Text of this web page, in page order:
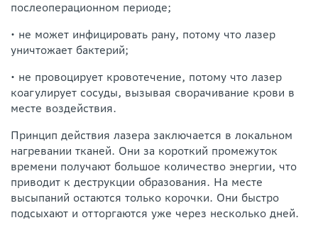
послеоперационном периоде;
• не может инфицировать рану, потому что лазер
уничтожает бактерий;
• не провоцирует кровотечение, потому что лазер
коагулирует сосуды, вызывая сворачивание крови в
месте воздействия.
Принцип действия лазера заключается в локальном
нагревании тканей. Они за короткий промежуток
времени получают большое количество энергии, что
приводит к деструкции образования. На месте
высыпаний остаются только корочки. Они быстро
подсыхают и отторгаются уже через несколько дней.